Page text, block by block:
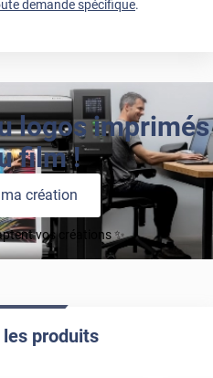
demande spécifique.
logos imprimés
film !
création
vos créations ✨
produits